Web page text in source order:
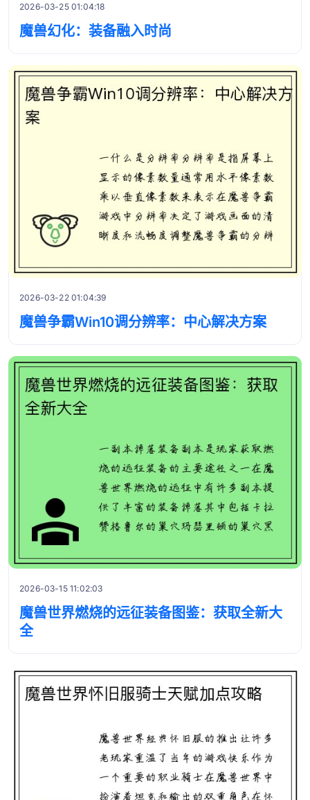
2026-03-25 01:04:18
魔兽幻化：装备融入时尚
2026-03-22 01:04:39
魔兽争霸Win10调分辨率：中心解决方案
2026-03-15 11:02:03
魔兽世界燃烧的远征装备图鉴：获取全新大
全